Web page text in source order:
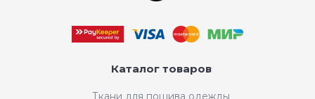
Каталог товаров
Ткани для пошива одежды